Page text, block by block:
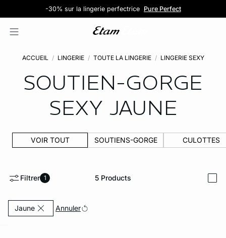
Petits prix : dès 5,99€Découvrir la sélection
Les jolies culottes : 5 pour 39,99€Découvrir la sélection
-30% sur la lingerie perfectrice Pure Perfect
Livraison et retours gratuits en magasin
ACCUEIL LINGERIE TOUTE LA LINGERIE LINGERIE SEXY
SOUTIEN-GORGE
SEXY JAUNE
VOIR TOUT SOUTIENS-GORGE CULOTTES
Filtrer 1 5 Products
JauneCurrently Refined by Couleurs: Jaune
Annuler